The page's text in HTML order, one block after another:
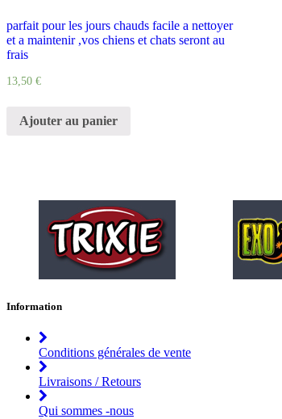
parfait pour les jours chauds facile a nettoyer
et a maintenir ,vos chiens et chats seront au
frais
13,50 €
Ajouter au panier
Information
Conditions générales de vente
Livraisons / Retours
Qui sommes -nous